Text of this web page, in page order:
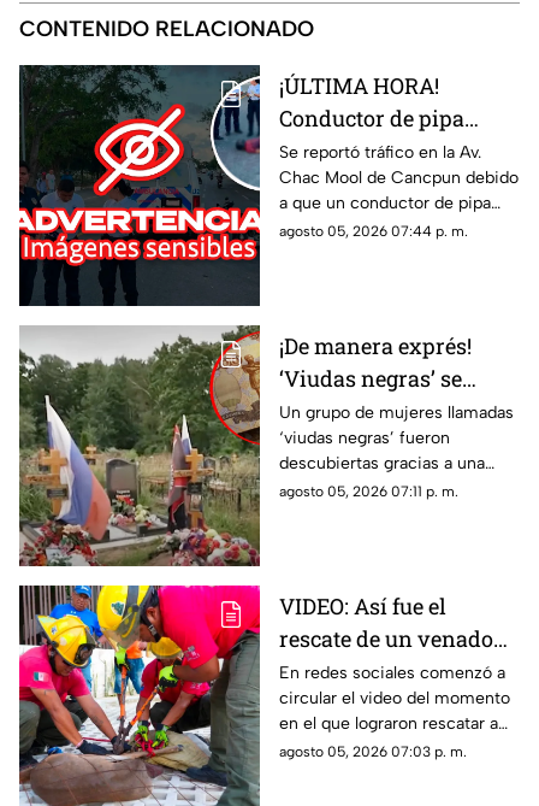
CONTENIDO RELACIONADO
¡ÚLTIMA HORA!
Conductor de pipa
atropella a un hombre
en Av. Chac Mool de
Cancún; esto se sabe
Se reportó tráfico en la Av.
Chac Mool de Cancpun debido
a que un conductor de pipa
atropelló a un hombre.
agosto 05, 2026 07:44 p. m.
¡De manera exprés!
‘Viudas negras’ se
casan con soldados
para cobrar
indemnizaciones
Un grupo de mujeres llamadas
‘viudas negras’ fueron
descubiertas gracias a una
investigación que reveló que
agosto 05, 2026 07:11 p. m.
VIDEO: Así fue el
rescate de un venado
cola blanca en
Cozumel; quedó
atrapado en una malla
ciclónica
En redes sociales comenzó a
circular el video del momento
en el que lograron rescatar a
un venado cola blanca en
agosto 05, 2026 07:03 p. m.